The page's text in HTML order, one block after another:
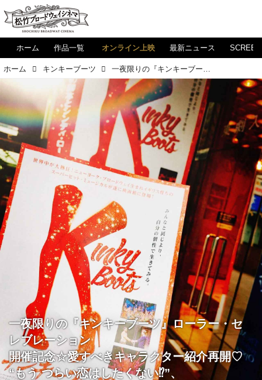
ホーム 作品一覧 オンライン上映 最新ニュース
ホーム キンキーブーツ 一夜限りの『キンキーブーツ』ローラー・セレブレーション 開催記念☆愛すべきキャラクター紹介再開♡ “もう つらい恋はしたくない⁉”、 恋愛苦手女子・ローレンに注目です(^_-)-☆
一夜限りの『キンキーブーツ』ローラー・セ
レブレーション
開催記念☆愛すべきキャラクター紹介再開♡
“もう つらい恋はしたくない⁉”、